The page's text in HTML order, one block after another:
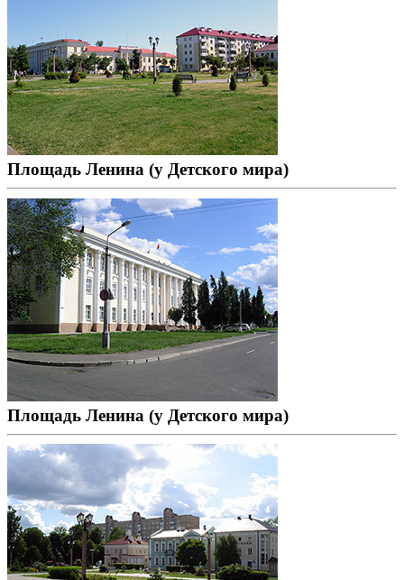
Площадь Ленина (у Детского мира)
Площадь Ленина (у Детского мира)